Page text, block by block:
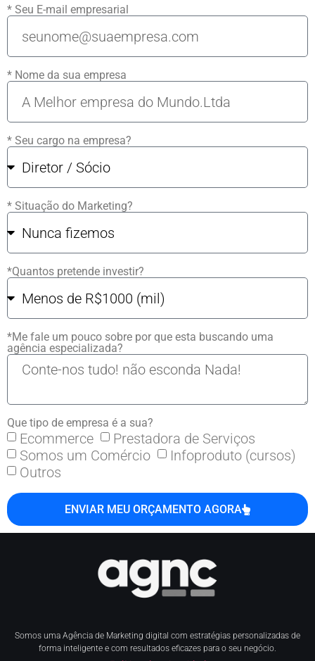
* Seu E-mail empresarial
* Nome da sua empresa
* Seu cargo na empresa?
* Situação do Marketing?
*Quantos pretende investir?
*Me fale um pouco sobre por que esta buscando uma
agência especializada?
Que tipo de empresa é a sua?
Ecommerce
Prestadora de Serviços
Somos um Comércio
Infoproduto (cursos)
Outros
ENVIAR MEU ORÇAMENTO AGORA
Somos uma Agência de Marketing digital com estratégias personalizadas de
forma inteligente e com resultados eficazes para o seu negócio.